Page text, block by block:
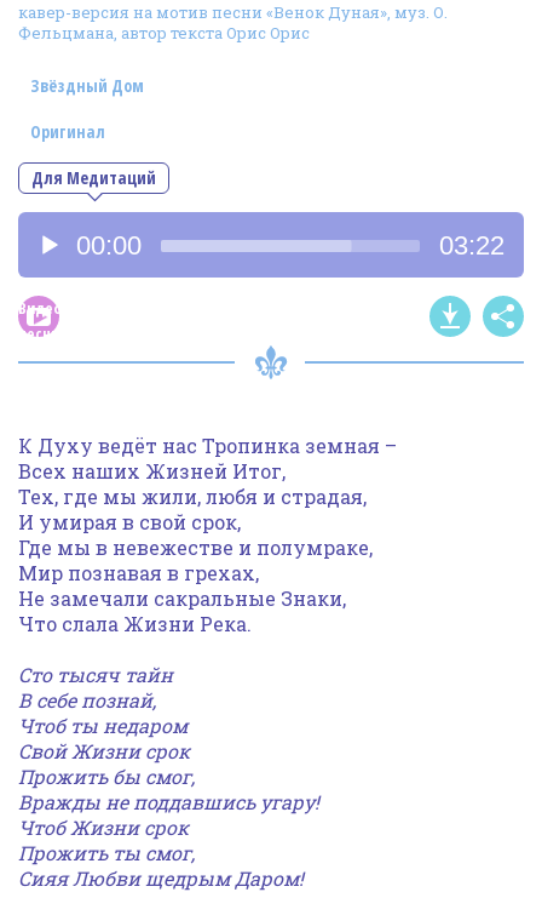
Фотогалерея
In English
Видео
Ииссиидиология
Номера песен
кавер-версия на мотив песни «Венок Дуная», муз. О.
Фельцмана, автор текста Орис Орис
Звёздный Дом
Для Медитаций
Оригинал
Аудиоплеер
00:00 03:22
Видео
песни
К Духу ведёт нас Тропинка земная –
Всех наших Жизней Итог,
Тех, где мы жили, любя и страдая,
И умирая в свой срок,
Где мы в невежестве и полумраке,
Мир познавая в грехах,
Не замечали сакральные Знаки,
Что слала Жизни Река.
Сто тысяч тайн
В себе познай,
Чтоб ты недаром
Свой Жизни срок
Прожить бы смог,
Вражды не поддавшись угару!
Чтоб Жизни срок
Прожить ты смог,
Сияя Любви щедрым Даром!